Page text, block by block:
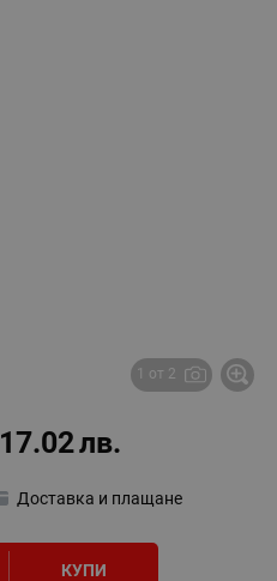
1 от 2
17.02лв.
Доставка и плащане
КУПИ